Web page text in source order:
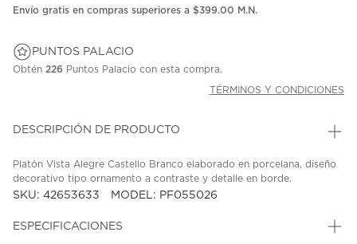
en
Envío gratis en compras superiores a $399.00 M.N.
PUNTOS PALACIO
Obtén 226 Puntos Palacio con esta compra.
TÉRMINOS Y CONDICIONES
DESCRIPCIÓN DE PRODUCTO
Platón Vista Alegre Castello Branco elaborado en porcelana, diseño
decorativo tipo ornamento a contraste y detalle en borde.
SKU: 42653633 MODEL: PF055026
ESPECIFICACIONES